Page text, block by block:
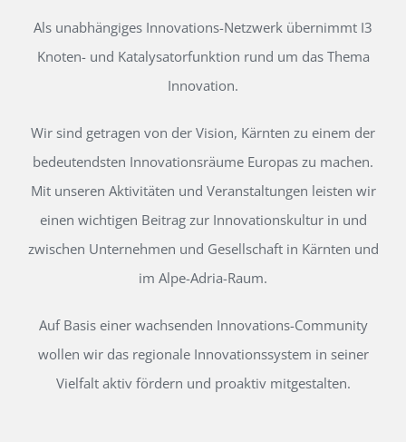
Als unabhängiges Innovations-Netzwerk übernimmt I3
Knoten- und Katalysatorfunktion rund um das Thema
Innovation.
Wir sind getragen von der Vision, Kärnten zu einem der
bedeutendsten Innovationsräume Europas zu machen.
Mit unseren Aktivitäten und Veranstaltungen leisten wir
einen wichtigen Beitrag zur Innovationskultur in und
zwischen Unternehmen und Gesellschaft in Kärnten und
im Alpe-Adria-Raum.
Auf Basis einer wachsenden Innovations-Community
wollen wir das regionale Innovationssystem in seiner
Vielfalt aktiv fördern und proaktiv mitgestalten.